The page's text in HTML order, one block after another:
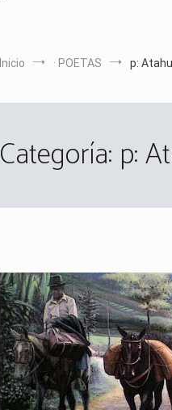
Inicio · POETAS p:
Categoría: p: